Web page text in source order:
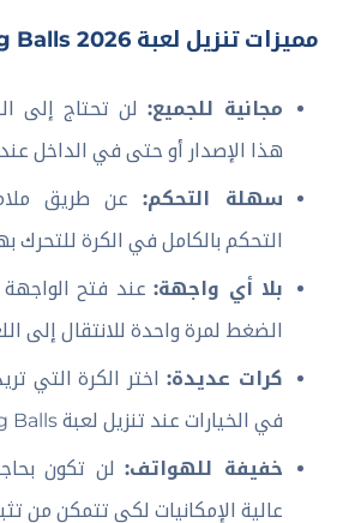
مميزات تنزيل لعبة Going Balls 2026
مجانية للجميع: لن تحتاج إلى
هذا الإصدار أو حتى في الداخل عند
سهلة التحكم: عن طريق
التحكم بالكامل في الكرة للتحرك
بلا أي واجهة:عند فتح
الضغط لمرة واحدة للانتقال إلى
كرات عديدة:اختر الكرة التي
في الخيارات عند تنزيل لعبة Going Balls.
خفيفة للهواتف:لن تكون
عالية الإمكانيات لكي تتمكن من